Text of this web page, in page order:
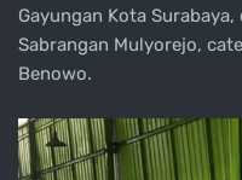
Gayungan Kota
Sabrangan Mulyorejo,
Benowo.